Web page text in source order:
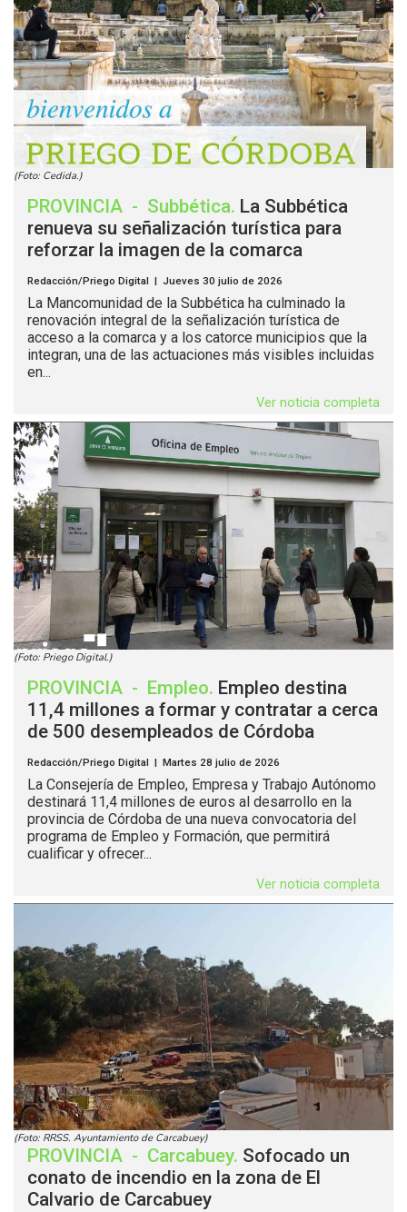
(Foto: Cedida.)
PROVINCIA - Subbética. La Subbética
renueva su señalización turística para
reforzar la imagen de la comarca
Redacción/Priego Digital | Jueves 30 julio de 2026
La Mancomunidad de la Subbética ha culminado la
renovación integral de la señalización turística de
acceso a la comarca y a los catorce municipios que la
integran, una de las actuaciones más visibles incluidas
en...
Ver noticia completa
(Foto: Priego Digital.)
PROVINCIA - Empleo. Empleo destina
11,4 millones a formar y contratar a cerca
de 500 desempleados de Córdoba
Redacción/Priego Digital | Martes 28 julio de 2026
La Consejería de Empleo, Empresa y Trabajo Autónomo
destinará 11,4 millones de euros al desarrollo en la
provincia de Córdoba de una nueva convocatoria del
programa de Empleo y Formación, que permitirá
cualificar y ofrecer...
Ver noticia completa
(Foto: RRSS. Ayuntamiento de Carcabuey)
PROVINCIA - Carcabuey. Sofocado un
conato de incendio en la zona de El
Calvario de Carcabuey